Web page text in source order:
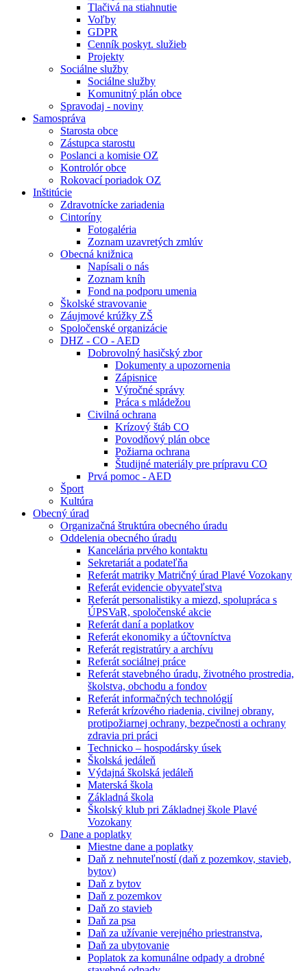
Tlačivá na stiahnutie
Voľby
GDPR
Cenník poskyt. služieb
Projekty
Sociálne služby
Sociálne služby
Komunitný plán obce
Spravodaj - noviny
Samospráva
Starosta obce
Zástupca starostu
Poslanci a komisie OZ
Kontrolór obce
Rokovací poriadok OZ
Inštitúcie
Zdravotnícke zariadenia
Cintoríny
Fotogaléria
Zoznam uzavretých zmlúv
Obecná knižnica
Napísali o nás
Zoznam kníh
Fond na podporu umenia
Školské stravovanie
Záujmové krúžky ZŠ
Spoločenské organizácie
DHZ - CO - AED
Dobrovolný hasičský zbor
Dokumenty a upozornenia
Zápisnice
Výročné správy
Práca s mládežou
Civilná ochrana
Krízový štáb CO
Povodňový plán obce
Požiarna ochrana
Študijné materiály pre prípravu CO
Prvá pomoc - AED
Šport
Kultúra
Obecný úrad
Organizačná štruktúra obecného úradu
Oddelenia obecného úradu
Kancelária prvého kontaktu
Sekretariát a podateľňa
Referát matriky Matričný úrad Plavé Vozokany
Referát evidencie obyvateľstva
Referát personalistiky a miezd, spolupráca s
ÚPSVaR, spoločenské akcie
Referát daní a poplatkov
Referát ekonomiky a účtovníctva
Referát registratúry a archívu
Referát sociálnej práce
Referát stavebného úradu, životného prostredia,
školstva, obchodu a fondov
Referát informačných technológií
Referát krízového riadenia, civilnej obrany,
protipožiarnej ochrany, bezpečnosti a ochrany
zdravia pri práci
Technicko – hospodársky úsek
Školská jedáleň
Výdajná školská jedáleň
Materská škola
Základná škola
Školský klub pri Základnej škole Plavé
Vozokany
Dane a poplatky
Miestne dane a poplatky
Daň z nehnuteľností (daň z pozemkov, stavieb,
bytov)
Daň z bytov
Daň z pozemkov
Daň zo stavieb
Daň za psa
Daň za užívanie verejného priestranstva,
Daň za ubytovanie
Poplatok za komunálne odpady a drobné